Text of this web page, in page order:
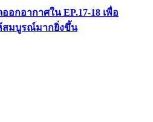
อกอากาศใน EP.17-18 เพื่อ
สมบูรณ์มากยิ่งขึ้น